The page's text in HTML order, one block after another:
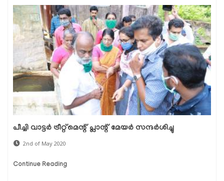
പീച്ചി വാട്ടര്‍ ട്രീറ്റ്മെന്റ് പ്ലാന്റ് മേയര്‍ സന്ദര്‍ശിച്ചു
2nd of May 2020
Continue Reading